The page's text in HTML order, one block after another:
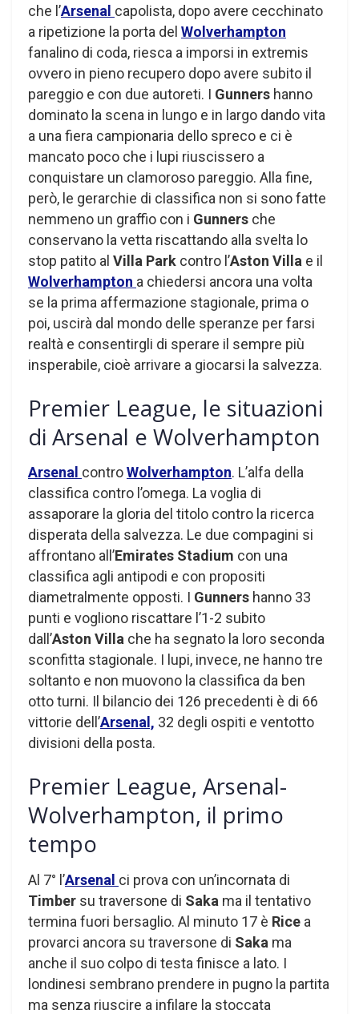
che l’Arsenal capolista, dopo avere cecchinato
a ripetizione la porta del Wolverhampton
fanalino di coda, riesca a imporsi in extremis
ovvero in pieno recupero dopo avere subito il
pareggio e con due autoreti. I Gunners hanno
dominato la scena in lungo e in largo dando vita
a una fiera campionaria dello spreco e ci è
mancato poco che i lupi riuscissero a
conquistare un clamoroso pareggio. Alla fine,
però, le gerarchie di classifica non si sono fatte
nemmeno un graffio con i Gunners che
conservano la vetta riscattando alla svelta lo
stop patito al Villa Park contro l’Aston Villa e il
Wolverhampton a chiedersi ancora una volta
se la prima affermazione stagionale, prima o
poi, uscirà dal mondo delle speranze per farsi
realtà e consentirgli di sperare il sempre più
insperabile, cioè arrivare a giocarsi la salvezza.
Premier League, le situazioni
di Arsenal e Wolverhampton
Arsenal controWolverhampton. L’alfa della
classifica contro l’omega. La voglia di
assaporare la gloria del titolo contro la ricerca
disperata della salvezza. Le due compagini si
affrontano all’Emirates Stadium con una
classifica agli antipodi e con propositi
diametralmente opposti. I Gunners hanno 33
punti e vogliono riscattare l’1-2 subito
dall’Aston Villa che ha segnato la loro seconda
sconfitta stagionale. I lupi, invece, ne hanno tre
soltanto e non muovono la classifica da ben
otto turni. Il bilancio dei 126 precedenti è di 66
vittorie dell’Arsenal, 32 degli ospiti e ventotto
divisioni della posta.
Premier League, Arsenal-
Wolverhampton, il primo
tempo
Al 7° l’Arsenal ci prova con un’incornata di
Timber su traversone di Saka ma il tentativo
termina fuori bersaglio. Al minuto 17 è Rice a
provarci ancora su traversone di Saka ma
anche il suo colpo di testa finisce a lato. I
londinesi sembrano prendere in pugno la partita
ma senza riuscire a infilare la stoccata